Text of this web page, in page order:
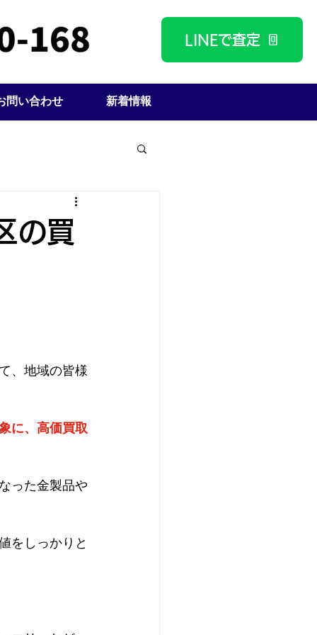
LINEで査定
問い合わせ 新着情報
の買
、地域の皆様
に、高価買取
った金製品や
をしっかりと